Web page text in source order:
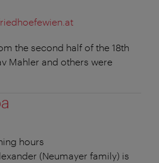
the second half of the 18th
Mahler and others were
hours
(Neumayer family) is